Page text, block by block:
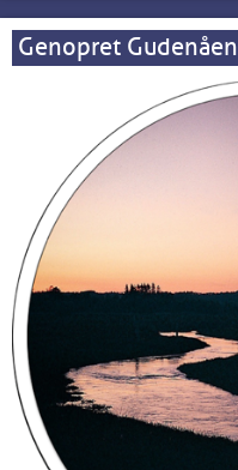
Genopret Gudenåen